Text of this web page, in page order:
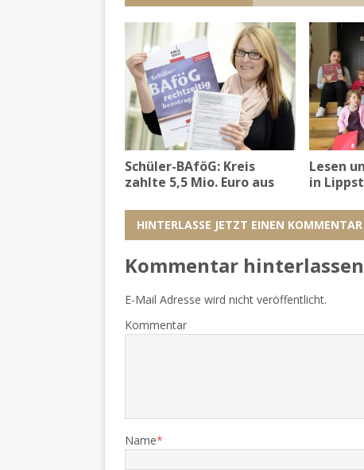
Schüler-BAföG: Kreis
zahlte 5,5 Mio. Euro aus
Lesen
in
HINTERLASSE JETZT EINEN KOMMENTAR
Kommentar hinterlassen
E-Mail Adresse wird nicht veröffentlicht.
Kommentar
Name*